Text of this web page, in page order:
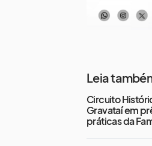
Leia
Circuito
Gravataí em
práticas da